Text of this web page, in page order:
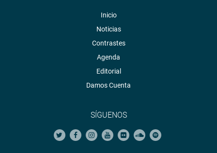
Inicio
Noticias
Contrastes
Agenda
Editorial
Damos Cuenta
SÍGUENOS